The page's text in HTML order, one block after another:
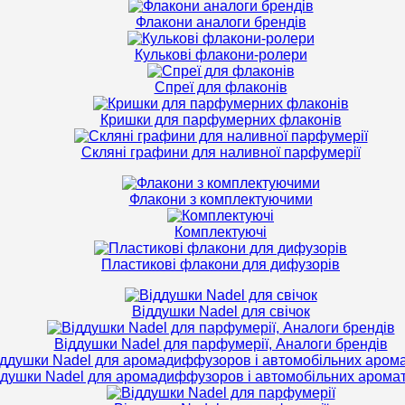
Флакони аналоги брендів
Кулькові флакони-ролери
Спреї для флаконів
Кришки для парфумерних флаконів
Скляні графини для наливної парфумерії
Флакони з комплектуючими
Комплектуючі
Пластикові флакони для дифузорів
Віддушки Nadel для свічок
Віддушки Nadel для парфумерії, Аналоги брендів
Nadel для аромадиффузоров і автомобільних